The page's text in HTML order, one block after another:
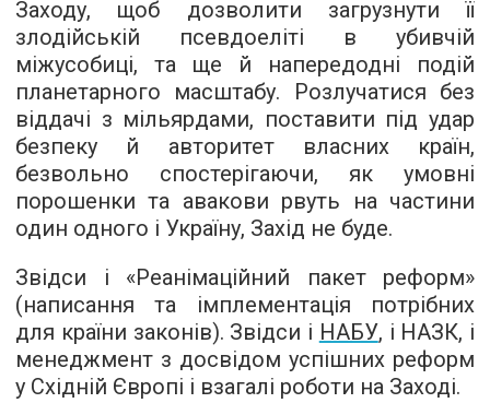
Заходу, щоб дозволити загрузнути її
злодійській псевдоеліті в убивчій
міжусобиці, та ще й напередодні подій
планетарного масштабу. Розлучатися без
віддачі з мільярдами, поставити під удар
безпеку й авторитет власних країн,
безвольно спостерігаючи, як умовні
порошенки та авакови рвуть на частини
один одного і Україну, Захід не буде.
Звідси і «Реанімаційний пакет реформ»
(написання та імплементація потрібних
для країни законів). Звідси і НАБУ, і НАЗК, і
менеджмент з досвідом успішних реформ
у Східній Європі і взагалі роботи на Заході.